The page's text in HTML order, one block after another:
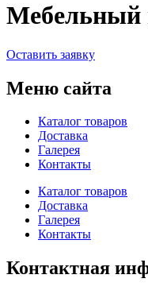
Оставить заявку
Меню сайта
Каталог товаров
Доставка
Галерея
Контакты
Каталог товаров
Доставка
Галерея
Контакты
Контактная